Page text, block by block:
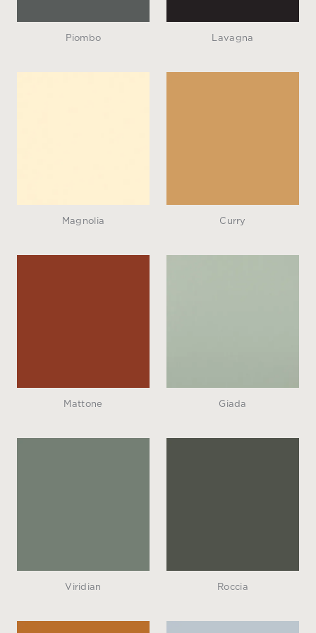
Piombo Lavagna
Magnolia Curry
Mattone Giada
Viridian Roccia